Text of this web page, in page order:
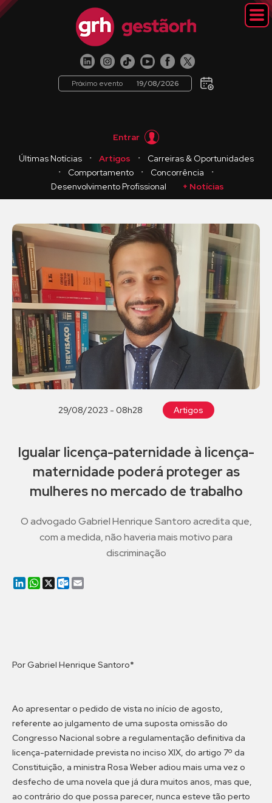
Próximo evento 19/08/2026
Entrar
Últimas Notícias
・ Artigos ・
Carreiras & Oportunidades
・
Comportamento ・ Concorrência
・
Desenvolvimento Profissional
+ Notícias
29/08/2023 - 08h28 Artigos
Igualar licença-paternidade à licença-
maternidade poderá proteger as
mulheres no mercado de trabalho
O advogado Gabriel Henrique Santoro acredita que,
com a medida, não haveria mais motivo para
discriminação
LinkedIn
WhatsApp
X Outlook.com
Por Gabriel Henrique Santoro*
Ao apresentar o pedido de vista no início de agosto,
referente ao julgamento de uma suposta omissão do
Congresso Nacional sobre a regulamentação definitiva da
licença-paternidade prevista no inciso XIX, do artigo 7º da
Constituição, a ministra Rosa Weber adiou mais uma vez o
desfecho de uma novela que já dura muitos anos, mas que,
ao contrário do que possa parecer, nunca esteve tão perto